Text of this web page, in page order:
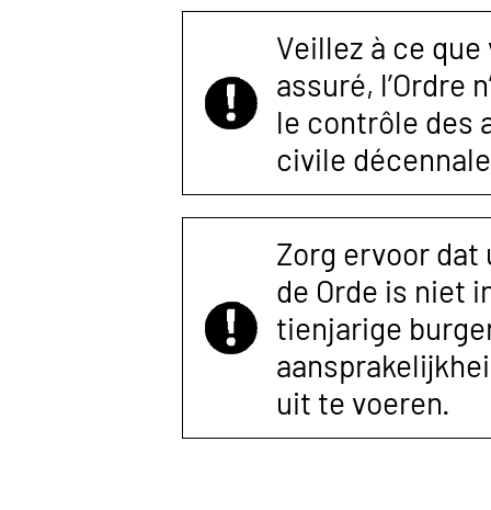
Veillez à ce
assuré, l’Ordre
le contrôle des
civile
Zorg ervoor
de Orde is niet
tienjarige
uit te voeren.